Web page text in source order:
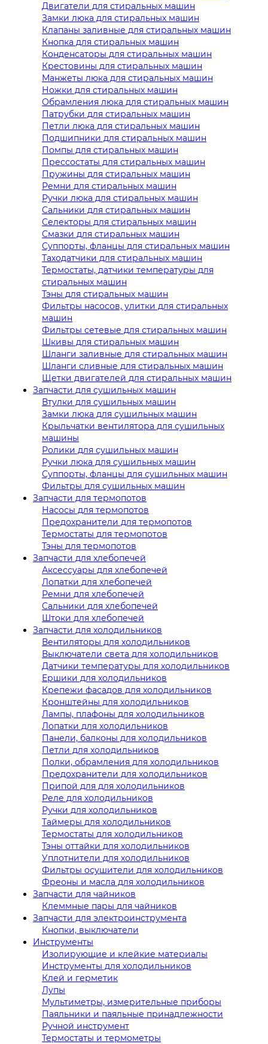
Двигатели для стиральных машин
Замки люка для стиральных машин
Клапаны заливные для стиральных машин
Кнопка для стиральных машин
Конденсаторы для стиральных машин
Крестовины для стиральных машин
Манжеты люка для стиральных машин
Ножки для стиральных машин
Обрамления люка для стиральных машин
Патрубки для стиральных машин
Петли люка для стиральных машин
Подшипники для стиральных машин
Помпы для стиральных машин
Прессостаты для стиральных машин
Пружины для стиральных машин
Ремни для стиральных машин
Ручки люка для стиральных машин
Сальники для стиральных машин
Селекторы для стиральных машин
Смазки для стиральных машин
Суппорты, фланцы для стиральных машин
Таходатчики для стиральных машин
Термостаты, датчики температуры для
стиральных машин
Тэны для стиральных машин
Фильтры насосов, улитки для стиральных
машин
Фильтры сетевые для стиральных машин
Шкивы для стиральных машин
Шланги заливные для стиральных машин
Шланги сливные для стиральных машин
Щетки двигателей для стиральных машин
Запчасти для сушильных машин
Втулки для сушильных машин
Замки люка для сушильных машин
Крыльчатки вентилятора для сушильных
машины
Ролики для сушильных машин
Ручки люка для сушильных машин
Суппорты, фланцы для сушильных машин
Фильтры для сушильных машин
Запчасти для термопотов
Насосы для термопотов
Предохранители для термопотов
Термостаты для термопотов
Тэны для термопотов
Запчасти для хлебопечей
Аксессуары для хлебопечей
Лопатки для хлебопечей
Ремни для хлебопечей
Сальники для хлебопечей
Штоки для хлебопечей
Запчасти для холодильников
Вентиляторы для холодильников
Выключатели света для холодильников
Датчики температуры для холодильников
Ершики для холодильников
Крепежи фасадов для холодильников
Кронштейны для холодильников
Лампы, плафоны для холодильников
Лопатки для холодильников
Панели, балконы для холодильников
Петли для холодильников
Полки, обрамления для холодильников
Предохранители для холодильников
Припой для для холодильников
Реле для холодильников
Ручки для холодильников
Таймеры для холодильников
Термостаты для холодильников
Тэны оттайки для холодильников
Уплотнители для холодильников
Фильтры осушители для холодильников
Фреоны и масла для холодильников
Запчасти для чайников
Клеммные пары для чайников
Запчасти для электроинструмента
Кнопки, выключатели
Инструменты
Изолирующие и клейкие материалы
Инструменты для холодильников
Клей и герметик
Лупы
Мультиметры, измерительные приборы
Паяльники и паяльные принадлежности
Ручной инструмент
Термостаты и термометры